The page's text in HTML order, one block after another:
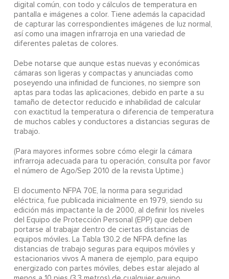
digital común, con todo y cálculos de temperatura en
pantalla e imágenes a color. Tiene además la capacidad
de capturar las correspondientes imágenes de luz normal,
así como una imagen infrarroja en una variedad de
diferentes paletas de colores.
Debe notarse que aunque estas nuevas y económicas
cámaras son ligeras y compactas y anunciadas como
poseyendo una infinidad de funciones, no siempre son
aptas para todas las aplicaciones, debido en parte a su
tamaño de detector reducido e inhabilidad de calcular
con exactitud la temperatura o diferencia de temperatura
de muchos cables y conductores a distancias seguras de
trabajo.
(Para mayores informes sobre cómo elegir la cámara
infrarroja adecuada para tu operación, consulta por favor
el número de Ago/Sep 2010 de la revista Uptime.)
El documento NFPA 70E, la norma para seguridad
eléctrica, fue publicada inicialmente en 1979, siendo su
edición más impactante la de 2000, al definir los niveles
del Equipo de Protección Personal (EPP) que deben
portarse al trabajar dentro de ciertas distancias de
equipos móviles. La Tabla 130.2 de NFPA define las
distancias de trabajo seguras para equipos móviles y
estacionarios vivos A manera de ejemplo, para equipo
energizado con partes móviles, debes estar alejado al